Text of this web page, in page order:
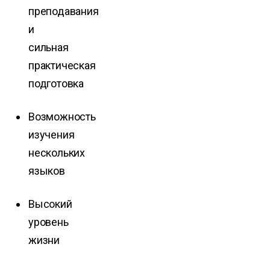
преподавания
и
сильная
практическая
подготовка
Возможность
изучения
нескольких
языков
Высокий
уровень
жизни